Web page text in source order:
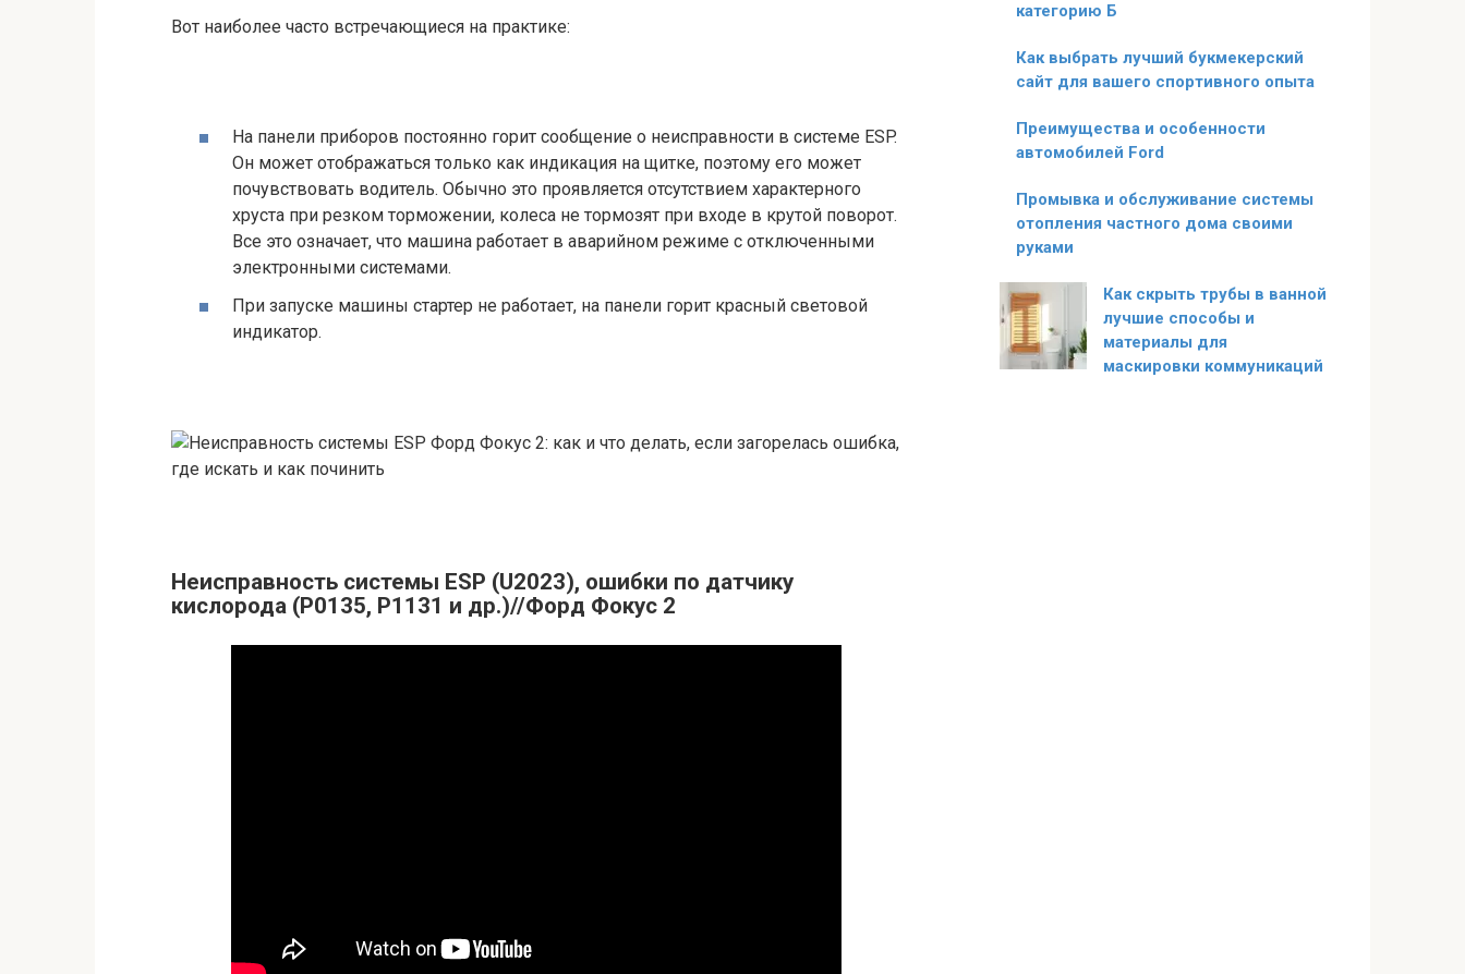
Вот наиболее часто встречающиеся на практике:
На панели приборов постоянно горит сообщение о неисправности в системе ESP.
Он может отображаться только как индикация на щитке, поэтому его может
почувствовать водитель. Обычно это проявляется отсутствием характерного
хруста при резком торможении, колеса не тормозят при входе в крутой поворот.
Все это означает, что машина работает в аварийном режиме с отключенными
электронными системами.
При запуске машины стартер не работает, на панели горит красный световой
индикатор.
Неисправность системы ESP (U2023), ошибки по датчику
кислорода (P0135, P1131 и др.)//Форд Фокус 2
категорию Б
Как выбрать лучший букмекерский
сайт для вашего спортивного опыта
Преимущества и особенности
автомобилей Ford
Промывка и обслуживание системы
отопления частного дома своими
руками
Как скрыть трубы в ванной
лучшие способы и
материалы для
маскировки коммуникаций